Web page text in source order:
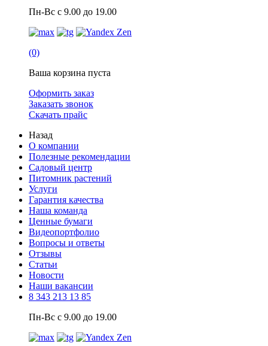
Пн-Вс с 9.00 до 19.00
(0)
Ваша корзина пуста
Оформить заказ
Заказать звонок
Скачать прайс
Назад
О компании
Полезные рекомендации
Садовый центр
Питомник растений
Услуги
Гарантия качества
Наша команда
Ценные бумаги
Видеопортфолио
Вопросы и ответы
Отзывы
Статьи
Новости
Наши вакансии
8 343 213 13 85
Пн-Вс с 9.00 до 19.00